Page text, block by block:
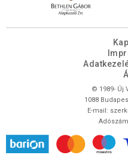
© 1989- Új
1088
E-mail: